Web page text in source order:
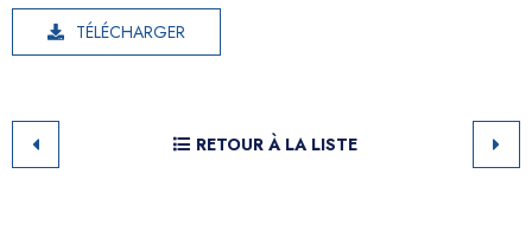
TÉLÉCHARGER
RETOUR À LA LISTE